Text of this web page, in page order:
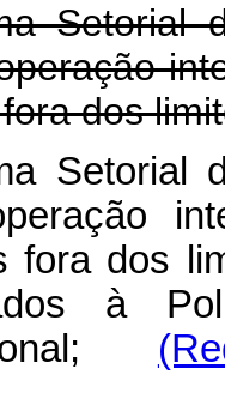
Setorial
dos
Setorial
fora dos
à